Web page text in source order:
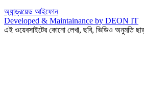
অ্যান্ড্রয়েড আইফোন
Developed & Maintainance by DEON IT
এই ওয়েবসাইটের কোনো লেখা, ছবি, ভিডিও অনুমতি